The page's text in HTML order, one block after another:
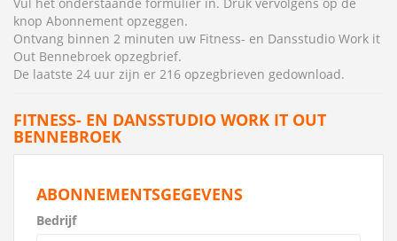
knop Abonnement opzeggen.
Ontvang binnen 2 minuten uw Fitness- en Dansstudio Work it
Out Bennebroek opzegbrief.
De laatste 24 uur zijn er 216 opzegbrieven gedownload.
FITNESS- EN DANSSTUDIO WORK IT OUT
BENNEBROEK
ABONNEMENTSGEGEVENS
Bedrijf